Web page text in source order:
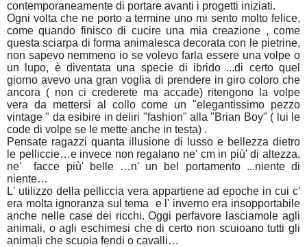
contemporaneamente di portare avanti i progetti iniziati.
Ogni volta che ne porto a termine uno mi sento molto felice,
come quando finisco di cucire una mia creazione , come
questa sciarpa di forma animalesca decorata con le pietrine,
non sapevo nemmeno io se volevo farla essere una volpe o
un lupo, è diventata una specie di ibrido ...di certo quel
giorno avevo una gran voglia di prendere in giro coloro che
ancora ( non ci crederete ma accade) ritengono la volpe
vera da mettersi al collo come un "elegantissimo pezzo
vintage " da esibire in deliri "fashion" alla "Brian Boy" ( lui le
code di volpe se le mette anche in testa) .
Pensate ragazzi quanta illusione di lusso e bellezza dietro
le pelliccie…e invece non regalano ne' cm in più' di altezza,
ne' facce più' belle …n' un bel portamento ...niente di
niente…
L' utilizzo della pelliccia vera appartiene ad epoche in cui c'
era molta ignoranza sul tema e l' inverno era insopportabile
anche nelle case dei ricchi. Oggi perfavore lasciamole agli
animali, o agli eschimesi che di certo non scuioano tutti gli
animali che scuoia fendi o cavalli…